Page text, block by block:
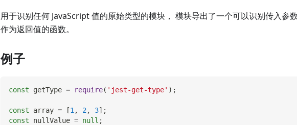
用于识别任何 JavaScript 值的原始类型的模块， 模块导出了一个可以识别传入参
作为返回值的函数。
例子
const getType = require( 'jest-get-type' ) ;
const array = [1 , 2, 3] ;
const nullValue = null ;